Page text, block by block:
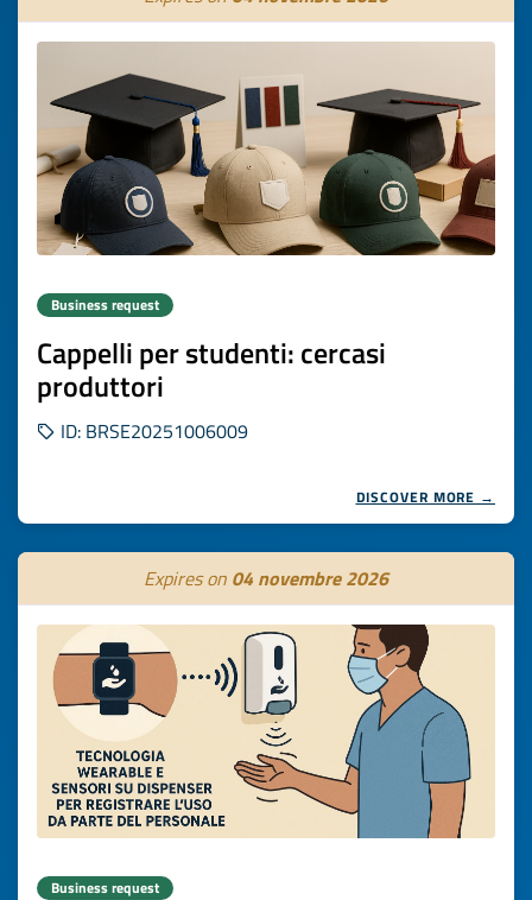
Business request
Cappelli per studenti: cercasi
produttori
ID: BRSE20251006009
DISCOVER MORE →
Expires on 04 novembre 2026
Business request